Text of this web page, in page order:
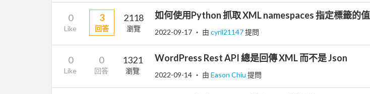
0
Like
3
回答
2118
瀏覽
如何使用Python 抓取 XML namespaces 指定標籤的
2022-09-17 ‧ 由 cyril21147提問
0
Like
0
回答
1321
瀏覽
WordPress Rest API 總是回傳 XML 而不是 Json
2022-09-14 ‧ 由 Eason Chiu 提問